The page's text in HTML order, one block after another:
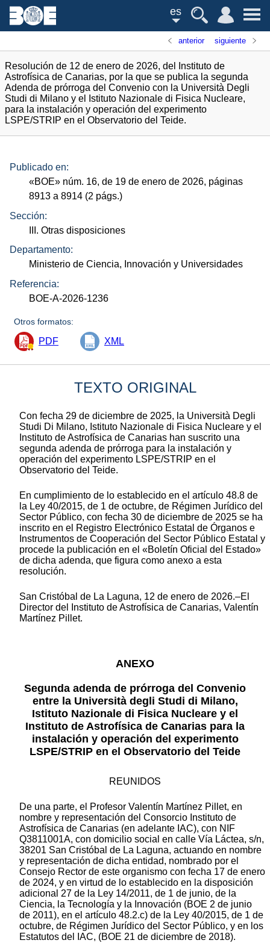
es
anterior siguiente
Resolución de 12 de enero de 2026, del Instituto de
Astrofísica de Canarias, por la que se publica la segunda
Adenda de prórroga del Convenio con la Università Degli
Studi di Milano y el Istituto Nazionale di Fisica Nucleare,
para la instalación y operación del experimento
LSPE/STRIP en el Observatorio del Teide.
Publicado en:
«BOE» núm. 16, de 19 de enero de 2026, páginas
8913 a 8914 (2 págs.)
Sección:
III. Otras disposiciones
Departamento:
Ministerio de Ciencia, Innovación y Universidades
Referencia:
BOE-A-2026-1236
Otros formatos:
PDF XML
TEXTO ORIGINAL
Con fecha 29 de diciembre de 2025, la Università Degli
Studi Di Milano, Istituto Nazionale di Fisica Nucleare y el
Instituto de Astrofísica de Canarias han suscrito una
segunda adenda de prórroga para la instalación y
operación del experimento LSPE/STRIP en el
Observatorio del Teide.
En cumplimiento de lo establecido en el artículo 48.8 de
la Ley 40/2015, de 1 de octubre, de Régimen Jurídico del
Sector Público, con fecha 30 de diciembre de 2025 se ha
inscrito en el Registro Electrónico Estatal de Órganos e
Instrumentos de Cooperación del Sector Público Estatal y
procede la publicación en el «Boletín Oficial del Estado»
de dicha adenda, que figura como anexo a esta
resolución.
San Cristóbal de La Laguna, 12 de enero de 2026.–El
Director del Instituto de Astrofísica de Canarias, Valentín
Martínez Pillet.
ANEXO
Segunda adenda de prórroga del Convenio
entre la Università degli Studi di Milano,
Istituto Nazionale di Fisica Nucleare y el
Instituto de Astrofísica de Canarias para la
instalación y operación del experimento
LSPE/STRIP en el Observatorio del Teide
REUNIDOS
De una parte, el Profesor Valentín Martínez Pillet, en
nombre y representación del Consorcio Instituto de
Astrofísica de Canarias (en adelante IAC), con NIF
Q3811001A, con domicilio social en calle Vía Láctea, s/n,
38201 San Cristóbal de La Laguna, actuando en nombre
y representación de dicha entidad, nombrado por el
Consejo Rector de este organismo con fecha 17 de enero
de 2024, y en virtud de lo establecido en la disposición
adicional 27 de la Ley 14/2011, de 1 de junio, de la
Ciencia, la Tecnología y la Innovación (BOE 2 de junio
de 2011), en el artículo 48.2.c) de la Ley 40/2015, de 1 de
octubre, de Régimen Jurídico del Sector Público, y en los
Estatutos del IAC, (BOE 21 de diciembre de 2018).